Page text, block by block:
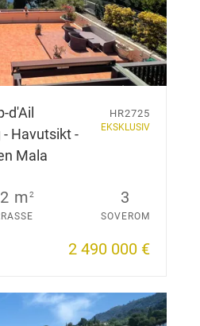
d'Ail
- Havutsikt -
Mala
HR2725
EKSKLUSIV
m2 3
SOVEROM
2 490 000 €